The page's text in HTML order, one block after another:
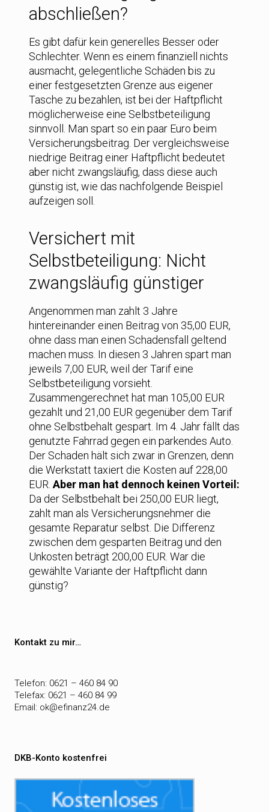
abschließen?
Es gibt dafür kein generelles Besser oder
Schlechter. Wenn es einem finanziell nichts
ausmacht, gelegentliche Schäden bis zu
einer festgesetzten Grenze aus eigener
Tasche zu bezahlen, ist bei der Haftpflicht
möglicherweise eine Selbstbeteiligung
sinnvoll. Man spart so ein paar Euro beim
Versicherungsbeitrag. Der vergleichsweise
niedrige Beitrag einer Haftpflicht bedeutet
aber nicht zwangsläufig, dass diese auch
günstig ist, wie das nachfolgende Beispiel
aufzeigen soll.
Versichert mit
Selbstbeteiligung: Nicht
zwangsläufig günstiger
Angenommen man zahlt 3 Jahre
hintereinander einen Beitrag von 35,00 EUR,
ohne dass man einen Schadensfall geltend
machen muss. In diesen 3 Jahren spart man
jeweils 7,00 EUR, weil der Tarif eine
Selbstbeteiligung vorsieht.
Zusammengerechnet hat man 105,00 EUR
gezahlt und 21,00 EUR gegenüber dem Tarif
ohne Selbstbehalt gespart. Im 4. Jahr fällt das
genutzte Fahrrad gegen ein parkendes Auto.
Der Schaden hält sich zwar in Grenzen, denn
die Werkstatt taxiert die Kosten auf 228,00
EUR. Aber man hat dennoch keinen Vorteil:
Da der Selbstbehalt bei 250,00 EUR liegt,
zahlt man als Versicherungsnehmer die
gesamte Reparatur selbst. Die Differenz
zwischen dem gesparten Beitrag und den
Unkosten beträgt 200,00 EUR. War die
gewählte Variante der Haftpflicht dann
günstig?
Kontakt zu mir…
Telefon: 0621 – 460 84 90
Telefax: 0621 – 460 84 99
Email: ok@efinanz24.de
DKB-Konto kostenfrei